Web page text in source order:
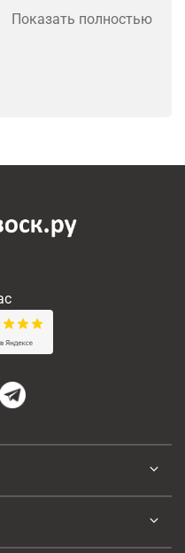
мелт. Звучный по
Показать полностью